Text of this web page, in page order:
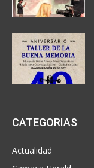
CATEGORIAS
Actualidad